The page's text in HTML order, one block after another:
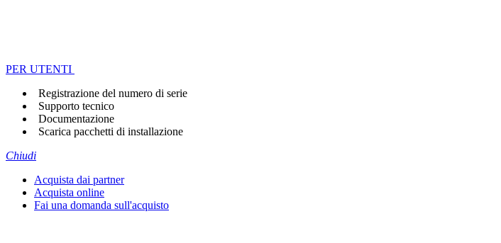
PER UTENTI
Registrazione del numero di serie
Supporto tecnico
Documentazione
Scarica pacchetti di installazione
Chiudi
Acquista dai partner
Acquista online
Fai una domanda sull'acquisto